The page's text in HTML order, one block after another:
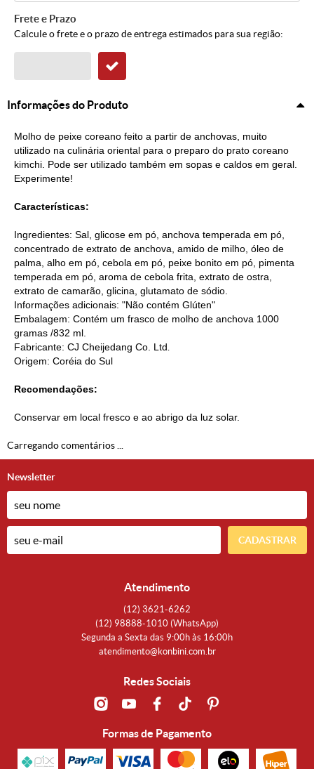
Frete e Prazo
Calcule o frete e o prazo de entrega estimados para sua região:
Informações do Produto
Molho de peixe coreano feito a partir de anchovas, muito
utilizado na culinária oriental para o preparo do prato coreano
kimchi. Pode ser utilizado também em sopas e caldos em geral.
Experimente!
Características:
Ingredientes: Sal, glicose em pó, anchova temperada em pó,
concentrado de extrato de anchova, amido de milho, óleo de
palma, alho em pó, cebola em pó, peixe bonito em pó, pimenta
temperada em pó, aroma de cebola frita, extrato de ostra,
extrato de camarão, glicina, glutamato de sódio.
Informações adicionais: "Não contém Glúten"
Embalagem: Contém um frasco de molho de anchova 1000
gramas /832 ml.
Fabricante: CJ Cheijedang Co. Ltd
Origem: Coréia do Sul
Recomendações:
Conservar em local fresco e ao abrigo da luz solar.
Carregando comentários ...
Newsletter
CADASTRAR
Atendimento
(12) 3621-6262
(12) 98888-1010 (WhatsApp)
Segunda a Sexta das 9:00h às 16:00h
atendimento@konbini.com.br
Redes Sociais
Formas de Pagamento